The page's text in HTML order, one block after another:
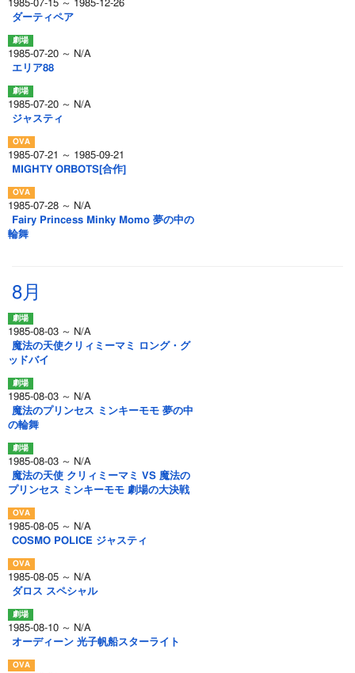
1985-07-15 ～ 1985-12-26
ダーティペア
1985-07-20 ～ N/A
エリア88
1985-07-20 ～ N/A
ジャスティ
1985-07-21 ～ 1985-09-21
MIGHTY ORBOTS[合作]
1985-07-28 ～ N/A
Fairy Princess Minky Momo 夢の中の
輪舞
8月
1985-08-03 ～ N/A
魔法の天使クリィミーマミ ロング・グ
ッドバイ
1985-08-03 ～ N/A
魔法のプリンセス ミンキーモモ 夢の中
の輪舞
1985-08-03 ～ N/A
魔法の天使 クリィミーマミ VS 魔法の
プリンセス ミンキーモモ 劇場の大決戦
1985-08-05 ～ N/A
COSMO POLICE ジャスティ
1985-08-05 ～ N/A
ダロス スペシャル
1985-08-10 ～ N/A
オーディーン 光子帆船スターライト